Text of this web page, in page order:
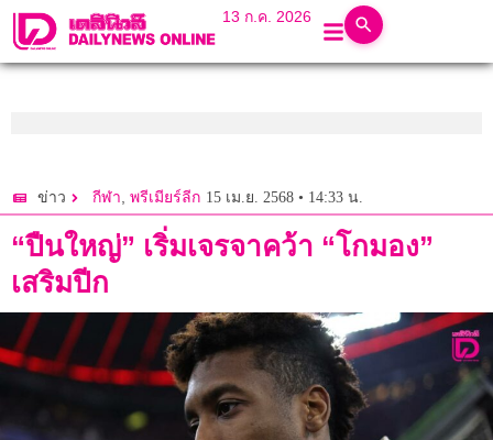
13 ก.ค. 2026
ข่าว กีฬา, พรีเมียร์ลีก 15 เม.ย. 2568 • 14:33 น.
“ปืนใหญ่” เริ่มเจรจาคว้า “โกมอง”
เสริมปีก